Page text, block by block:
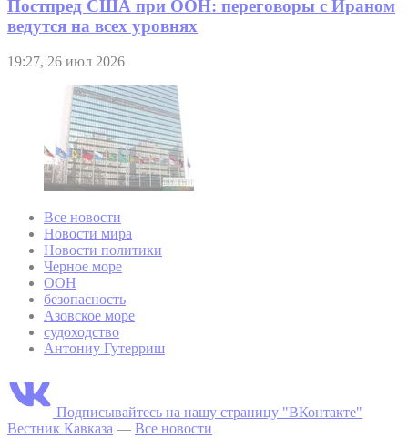
Постпред США при ООН: переговоры с Ираном
ведутся на всех уровнях
19:27, 26 июл 2026
Все новости
Новости мира
Новости политики
Черное море
ООН
безопасность
Азовское море
судоходство
Антониу Гутерриш
Подписывайтесь на нашу страницу "ВКонтакте"
Вестник Кавказа — Все новости